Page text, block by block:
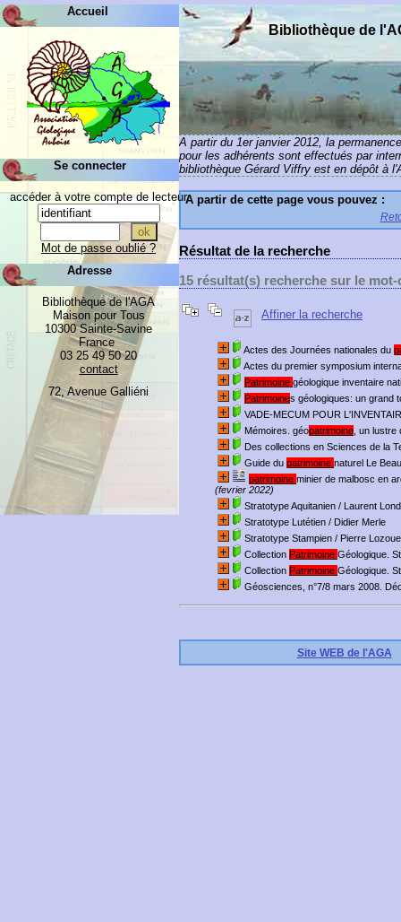
A partir du 1er janvier 2012, la
pour les adhérents sont effectués par
bibliothèque Gérard Viffry est en dépôt à
A partir de cette page vous pouvez :
Résultat de la recherche
15 résultat(s) recherche sur le
Affiner la recherche
Actes des Journées nationales du
Actes du premier symposium
Patrimoine géologique inventaire
Patrimoines géologiques: un grand
VADE-MECUM POUR
Mémoires. géopatrimoine , un
Des collections en Sciences de la
Guide du patrimoine naturel Le
patrimoine minier de malbosc en
(fevrier 2022)
Stratotype Aquitanien / Laurent
Stratotype Lutétien / Didier Merle
Stratotype Stampien / Pierre
Collection Patrimoine Géologique.
Collection Patrimoine Géologique.
Géosciences, n°7/8 mars 2008.
Site WEB de l'AGA
Bibliothèque de
Accueil
Se connecter
accéder à votre compte de lecteur
Mot de passe oublié ?
Adresse
Bibliothèque de l'AGA
Maison pour Tous
10300 Sainte-Savine
France
03 25 49 50 20
contact
72, Avenue Galliéni